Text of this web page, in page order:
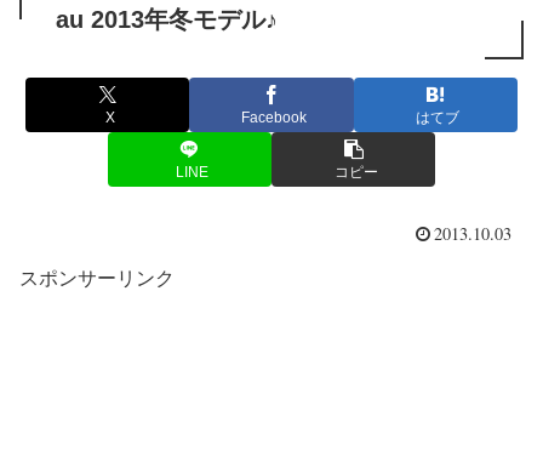
au 2013年冬モデル♪
X Facebook はてブ
LINE コピー
2013.10.03
スポンサーリンク